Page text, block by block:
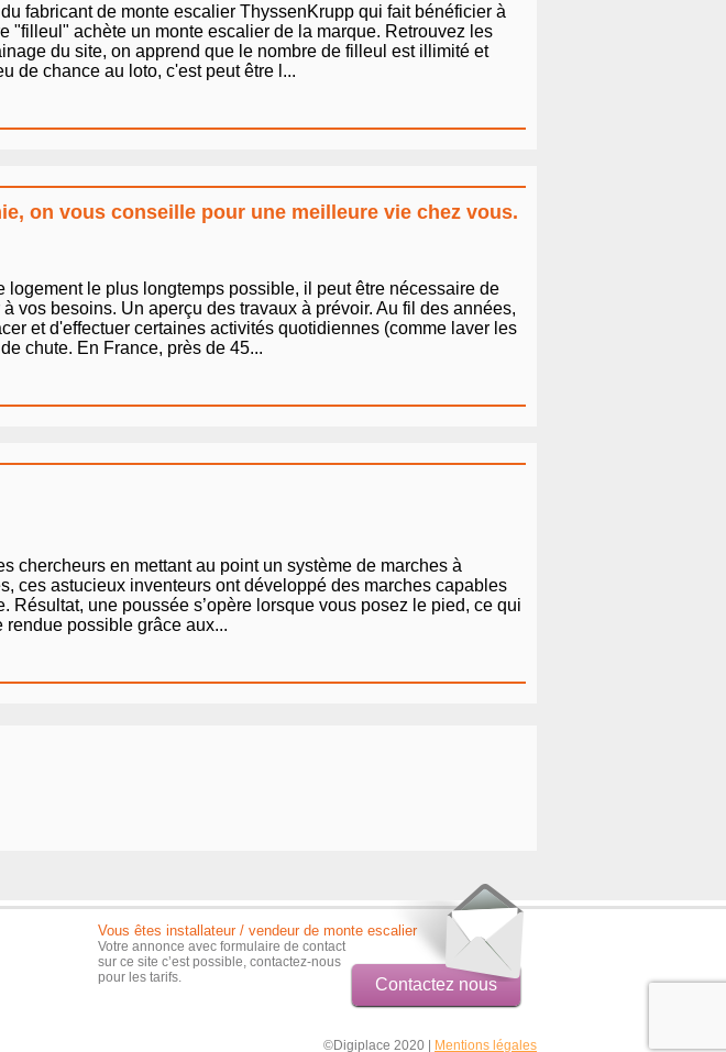
fabricant de monte escalier ThyssenKrupp qui fait bénéficier à
"filleul" achète un monte escalier de la marque. Retrouvez les
du site, on apprend que le nombre de filleul est illimité et
de chance au loto, c'est peut être l...
on vous conseille pour une meilleure vie chez vous.
le plus longtemps possible, il peut être nécessaire de
vos besoins. Un aperçu des travaux à prévoir. Au fil des années,
et d'effectuer certaines activités quotidiennes (comme laver les
chute. En France, près de 45...
chercheurs en mettant au point un système de marches à
ces astucieux inventeurs ont développé des marches capables
Résultat, une poussée s’opère lorsque vous posez le pied, ce qui
rendue possible grâce aux...
Vous êtes installateur / vendeur de monte escalier
Votre annonce avec formulaire de contact
sur ce site c’est possible, contactez-nous
pour les tarifs.
Contactez nous
©Digiplace 2020 | Mentions légales